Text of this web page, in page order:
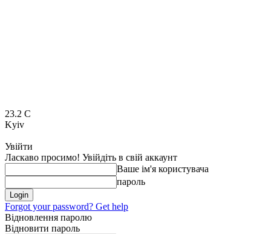
23.2 C
Kyiv
Увійти
Ласкаво просимо! Увійдіть в свій аккаунт
Ваше ім'я користувача
пароль
Forgot your password? Get help
Відновлення паролю
Відновити пароль